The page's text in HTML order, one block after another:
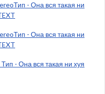
- Она вся такая ни
- Она вся такая ни
- Она вся такая ни хуя